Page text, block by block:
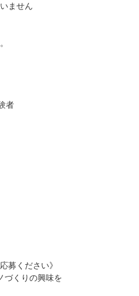
ません
者
募ください》
づくりの興味を